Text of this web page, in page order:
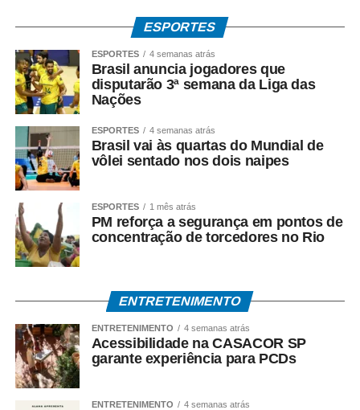
A iniciativa reforça a trajetória iniciada em 2006, quando
foram implementadas as primeiras adaptações – rampas,
nivelamento de pisos, banheiros acessíveis e calçada
tátil – e consolida a CASACOR como referência nacional
em arquitetura universal.
COMENTE ABAIXO:
WhatsApp
Facebook
Twitter
Messenger
LinkedIn
Share
ESPORTES
ESPORTES 4 semanas atrás
Brasil anuncia jogadores que
disputarão 3ª semana da Liga das
Nações
ESPORTES 4 semanas atrás
Brasil vai às quartas do Mundial de
vôlei sentado nos dois naipes
ESPORTES 1 mês atrás
PM reforça a segurança em pontos de
concentração de torcedores no Rio
ENTRETENIMENTO
ENTRETENIMENTO 4 semanas atrás
Acessibilidade na CASACOR SP
garante experiência para PCDs
ENTRETENIMENTO 4 semanas atrás